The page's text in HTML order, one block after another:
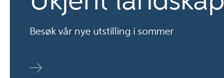
Besøk vår nye utstilling i sommer